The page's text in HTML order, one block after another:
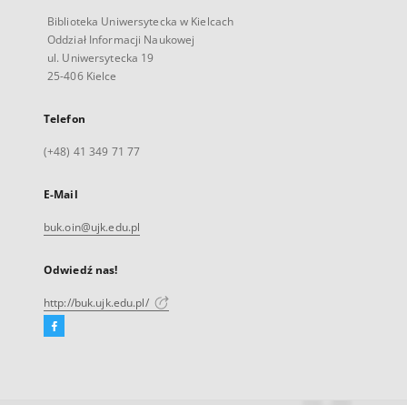
Biblioteka Uniwersytecka w Kielcach
Oddział Informacji Naukowej
ul. Uniwersytecka 19
25-406 Kielce
Telefon
(+48) 41 349 71 77
E-Mail
buk.oin@ujk.edu.pl
Odwiedź nas!
http://buk.ujk.edu.pl/
Facebook